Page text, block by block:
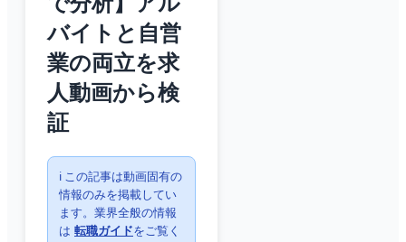
バイトと自営
業の両立を求
人動画から検
証
ℹ️ この記事は動画固有の
情報のみを掲載してい
ます。業界全般の情報
は 転職ガイドをご覧く